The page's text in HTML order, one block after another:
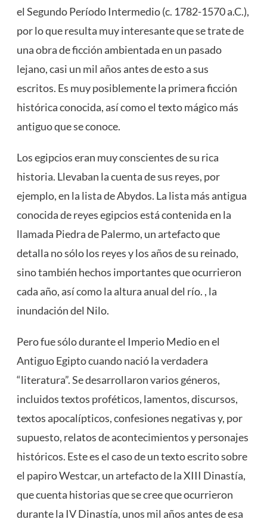
el Segundo Período Intermedio (c. 1782-1570 a.C.),
por lo que resulta muy interesante que se trate de
una obra de ficción ambientada en un pasado
lejano, casi un mil años antes de esto a sus
escritos. Es muy posiblemente la primera ficción
histórica conocida, así como el texto mágico más
antiguo que se conoce.
Los egipcios eran muy conscientes de su rica
historia. Llevaban la cuenta de sus reyes, por
ejemplo, en la lista de Abydos. La lista más antigua
conocida de reyes egipcios está contenida en la
llamada Piedra de Palermo, un artefacto que
detalla no sólo los reyes y los años de su reinado,
sino también hechos importantes que ocurrieron
cada año, así como la altura anual del río. , la
inundación del Nilo.
Pero fue sólo durante el Imperio Medio en el
Antiguo Egipto cuando nació la verdadera
“literatura”. Se desarrollaron varios géneros,
incluidos textos proféticos, lamentos, discursos,
textos apocalípticos, confesiones negativas y, por
supuesto, relatos de acontecimientos y personajes
históricos. Este es el caso de un texto escrito sobre
el papiro Westcar, un artefacto de la XIII Dinastía,
que cuenta historias que se cree que ocurrieron
durante la IV Dinastía, unos mil años antes de esa